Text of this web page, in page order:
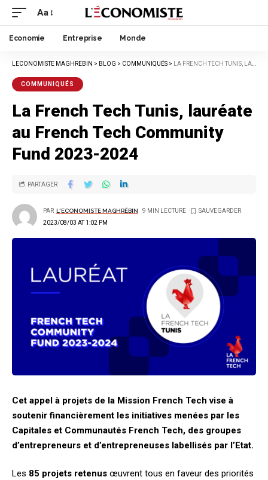
Aa
Economie Entreprise Monde
LECONOMISTE MAGHREBIN > BLOG > COMMUNIQUÉS > LA FRENCH TECH TUNIS, LAURÉATE AU FRENCH TECH COMMUNITY FUND 2023-2024
COMMUNIQUÉS
La French Tech Tunis, lauréate
au French Tech Community
Fund 2023-2024
2023/08/03 AT 1:02 PM
PAR L'ECONOMISTE MAGHRÉBIN 9 MIN LECTURE
PARTAGER
Cet appel à projets de la Mission French Tech vise à
soutenir financièrement les initiatives menées par les
Capitales et Communautés French Tech, des groupes
d’entrepreneurs et d’entrepreneuses labellisés par l’Etat.
Les 85 projets retenus œuvrent tous en faveur des priorités